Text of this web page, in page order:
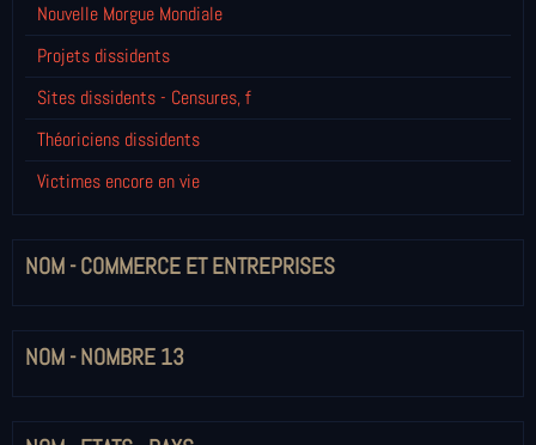
Nouvelle Morgue Mondiale
Projets dissidents
Sites dissidents - Censures, f
Théoriciens dissidents
Victimes encore en vie
NOM - COMMERCE ET ENTREPRISES
NOM - NOMBRE 13